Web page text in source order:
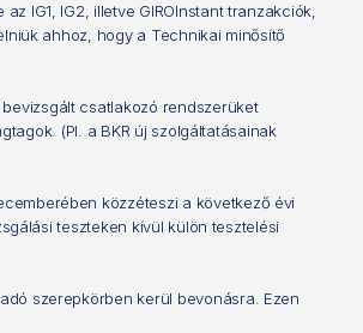
IG1, IG2, illetve GIROInstant tranzakciók,
ahhoz, hogy a Technikai minősítő
csatlakozó rendszerüket
(Pl. a BKR új szolgáltatásainak
közzéteszi a következő évi
teszteken kívül külön tesztelési
szerepkörben kerül bevonásra. Ezen